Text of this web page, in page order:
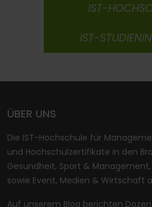
IST-
IST-
ÜBER UNS
Die IST-Hochschule für
und Hochschulzertifikate in den
Gesundheit, Sport &
sowie Event, Medien & Wirtschaft
Auf unserem Blog berichten